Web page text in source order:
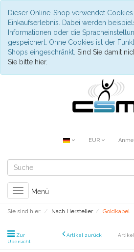
Dieser Online-Shop verwendet
Einkaufserlebnis. Dabei werden
Informationen oder die
gespeichert. Ohne Cookies ist der
Shops eingeschränkt. Sind Sie damit
Sie bitte hier.
EUR
Toggle
navigation
Menü
Sie sind hier: Nach Hersteller Goldkabel
Zur
Übersicht
Artikel zurück Artikel